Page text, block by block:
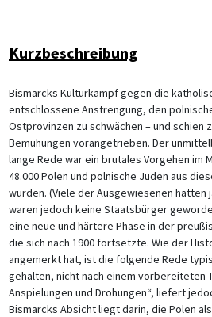
Kurzbeschreibung
Bismarcks Kulturkampf gegen die
entschlossene Anstrengung, den
Ostprovinzen zu schwächen – und schien
Bemühungen vorangetrieben. Der
lange Rede war ein brutales Vorgehen im
48.000 Polen und polnische Juden aus
wurden. (Viele der Ausgewiesenen hatten
waren jedoch keine Staatsbürger
eine neue und härtere Phase in der
die sich nach 1900 fortsetzte. Wie der
angemerkt hat, ist die folgende Rede
gehalten, nicht nach einem vorbereiteten
Anspielungen und Drohungen“, liefert
Bismarcks Absicht liegt darin, die Polen